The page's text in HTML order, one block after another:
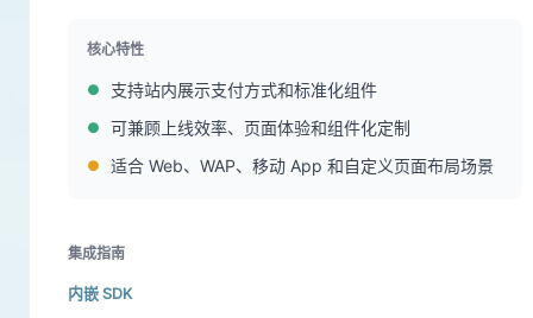
核心特性
支持站内展示支付方式和标准化组件
可兼顾上线效率、页面体验和组件化定制
适合 Web、WAP、移动 App 和自定义页面布局场景
集成指南
内嵌 SDK